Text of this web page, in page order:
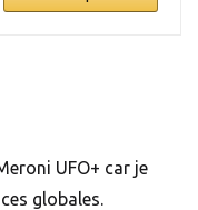
UFO+ car je
globales.